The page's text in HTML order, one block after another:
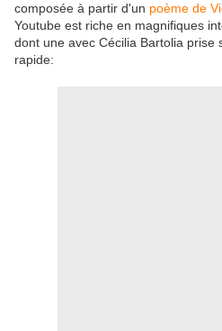
composée à partir d'un poème de
Youtube est riche en magnifiques
dont une avec Cécilia Bartolia prise
rapide: